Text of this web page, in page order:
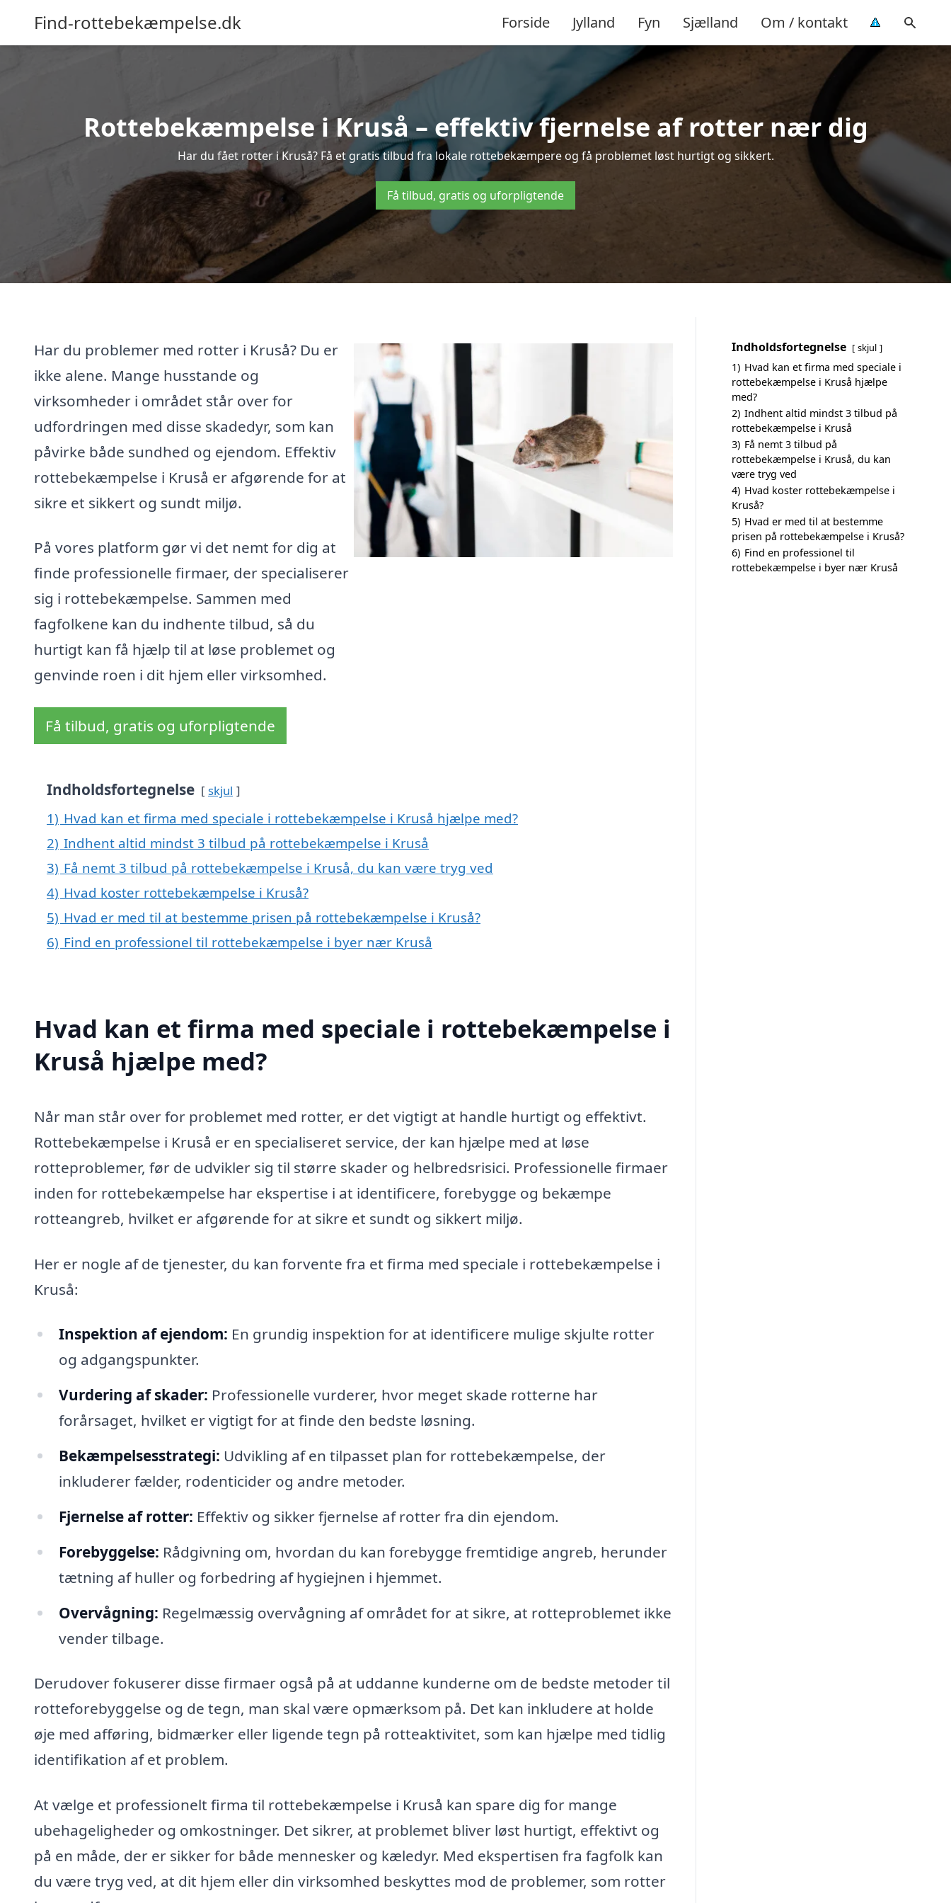
Find-rottebekæmpelse.dk Forside Jylland Fyn Sjælland Om / kontakt
Rottebekæmpelse i Kruså – effektiv fjernelse af rotter nær dig
Har du fået rotter i Kruså? Få et gratis tilbud fra lokale rottebekæmpere og få problemet løst hurtigt og sikkert.
Få tilbud, gratis og uforpligtende
Har du problemer med rotter i Kruså? Du er
ikke alene. Mange husstande og
virksomheder i området står over for
udfordringen med disse skadedyr, som kan
påvirke både sundhed og ejendom. Effektiv
rottebekæmpelse i Kruså er afgørende for at
sikre et sikkert og sundt miljø.
På vores platform gør vi det nemt for dig at
finde professionelle firmaer, der specialiserer
sig i rottebekæmpelse. Sammen med
fagfolkene kan du indhente tilbud, så du
hurtigt kan få hjælp til at løse problemet og
genvinde roen i dit hjem eller virksomhed.
Få tilbud, gratis og uforpligtende
Indholdsfortegnelse skjul
1) Hvad kan et firma med speciale i rottebekæmpelse i Kruså hjælpe med?
2) Indhent altid mindst 3 tilbud på rottebekæmpelse i Kruså
3) Få nemt 3 tilbud på rottebekæmpelse i Kruså, du kan være tryg ved
4) Hvad koster rottebekæmpelse i Kruså?
5) Hvad er med til at bestemme prisen på rottebekæmpelse i Kruså?
6) Find en professionel til rottebekæmpelse i byer nær Kruså
Hvad kan et firma med speciale i rottebekæmpelse i
Kruså hjælpe med?
Når man står over for problemet med rotter, er det vigtigt at handle hurtigt og effektivt.
Rottebekæmpelse i Kruså er en specialiseret service, der kan hjælpe med at løse
rotteproblemer, før de udvikler sig til større skader og helbredsrisici. Professionelle firmaer
inden for rottebekæmpelse har ekspertise i at identificere, forebygge og bekæmpe
rotteangreb, hvilket er afgørende for at sikre et sundt og sikkert miljø.
Her er nogle af de tjenester, du kan forvente fra et firma med speciale i rottebekæmpelse i
Kruså:
Inspektion af ejendom: En grundig inspektion for at identificere mulige skjulte rotter
og adgangspunkter.
Vurdering af skader: Professionelle vurderer, hvor meget skade rotterne har
forårsaget, hvilket er vigtigt for at finde den bedste løsning.
Bekæmpelsesstrategi: Udvikling af en tilpasset plan for rottebekæmpelse, der
inkluderer fælder, rodenticider og andre metoder.
Fjernelse af rotter: Effektiv og sikker fjernelse af rotter fra din ejendom.
Forebyggelse: Rådgivning om, hvordan du kan forebygge fremtidige angreb, herunder
tætning af huller og forbedring af hygiejnen i hjemmet.
Overvågning: Regelmæssig overvågning af området for at sikre, at rotteproblemet ikke
vender tilbage.
Derudover fokuserer disse firmaer også på at uddanne kunderne om de bedste metoder til
rotteforebyggelse og de tegn, man skal være opmærksom på. Det kan inkludere at holde
øje med afføring, bidmærker eller ligende tegn på rotteaktivitet, som kan hjælpe med tidlig
identifikation af et problem.
At vælge et professionelt firma til rottebekæmpelse i Kruså kan spare dig for mange
ubehageligheder og omkostninger. Det sikrer, at problemet bliver løst hurtigt, effektivt og
på en måde, der er sikker for både mennesker og kæledyr. Med ekspertisen fra fagfolk kan
du være tryg ved, at dit hjem eller din virksomhed beskyttes mod de problemer, som rotter
Indholdsfortegnelse skjul
1) Hvad kan et firma med speciale i
rottebekæmpelse i Kruså hjælpe
med?
2) Indhent altid mindst 3 tilbud på
rottebekæmpelse i Kruså
3) Få nemt 3 tilbud på
rottebekæmpelse i Kruså, du kan
være tryg ved
4) Hvad koster rottebekæmpelse i
Kruså?
5) Hvad er med til at bestemme
prisen på rottebekæmpelse i Kruså?
6) Find en professionel til
rottebekæmpelse i byer nær Kruså